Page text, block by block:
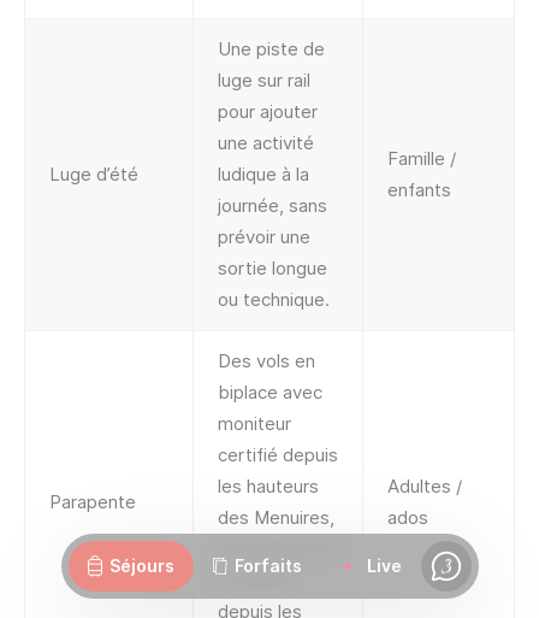
Luge d’été
Une piste de
luge sur rail
pour ajouter
une activité
ludique à la
journée, sans
prévoir une
sortie longue
ou technique.
Famille /
enfants
Parapente
Des vols en
biplace avec
moniteur
certifié depuis
les hauteurs
des Menuires,
la station
depuis les
Adultes /
ados
Séjours Forfaits Live
Chat
Webcams Ouvertures Routes